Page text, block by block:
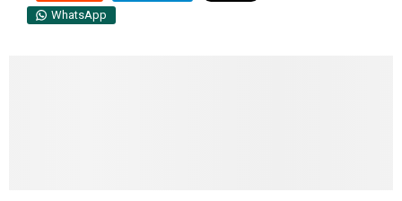
WhatsApp